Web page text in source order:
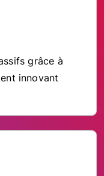
grâce à
innovant